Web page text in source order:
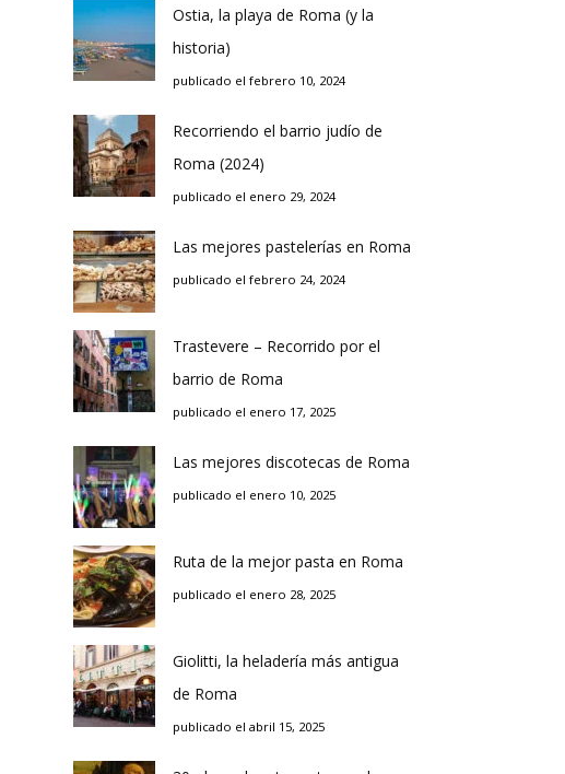
Ostia, la playa de Roma (y la
historia)
publicado el febrero 10, 2024
Recorriendo el barrio judío de
Roma (2024)
publicado el enero 29, 2024
Las mejores pastelerías en Roma
publicado el febrero 24, 2024
Trastevere – Recorrido por el
barrio de Roma
publicado el enero 17, 2025
Las mejores discotecas de Roma
publicado el enero 10, 2025
Ruta de la mejor pasta en Roma
publicado el enero 28, 2025
Giolitti, la heladería más antigua
de Roma
publicado el abril 15, 2025